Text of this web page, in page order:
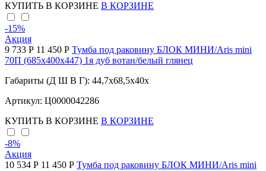
КУПИТЬ В КОРЗИНЕ В КОРЗИНЕ
-15%
Акция
9 733 Р 11 450 Р Тумба под раковину БЛОК МИНИ/Aris mini
70П (685х400х447) 1я дуб вотан/белый глянец
Габариты (Д Ш В Г): 44,7x68,5x40x
Артикул: Ц0000042286
КУПИТЬ В КОРЗИНЕ В КОРЗИНЕ
-8%
Акция
10 534 Р 11 450 Р Тумба под раковину БЛОК МИНИ/Aris mini